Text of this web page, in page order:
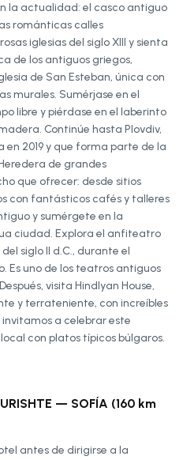
la actualidad: el casco antiguo
románticas calles
iglesias del siglo XIII y sienta
de los antiguos griegos,
de San Esteban, única con
murales. Sumérjase en el
libre y piérdase en el laberinto
Continúe hasta Plovdiv,
2019 y que forma parte de la
de grandes
que ofrecer: desde sitios
con fantásticos cafés y talleres
y sumérgete en la
ciudad. Explora el anfiteatro
siglo II d.C., durante el
Es uno de los teatros antiguos
visita Hindlyan House,
y terrateniente, con increíbles
a celebrar este
con platos típicos búlgaros.
— SOFÍA (160 km
antes de dirigirse a la